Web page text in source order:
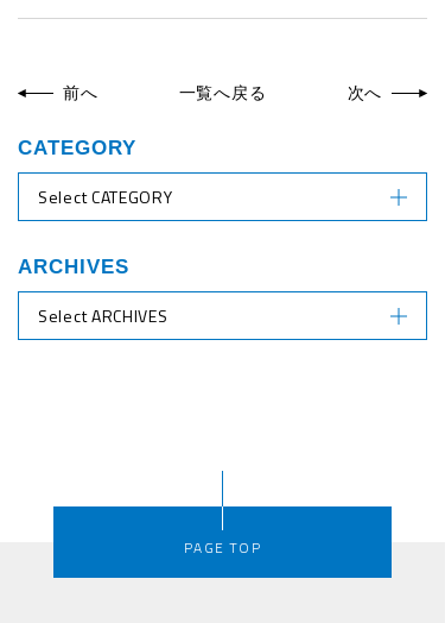
前へ 一覧へ戻る 次へ
CATEGORY
Select CATEGORY
ARCHIVES
Select ARCHIVES
PAGE TOP